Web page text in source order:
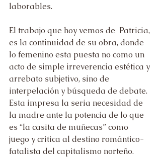
laborables.
El trabajo que hoy vemos de  Patricia,
es la continuidad de su obra, donde
lo femenino esta puesta no como un
acto de simple irreverencia estética y
arrebato subjetivo, sino de
interpelación y búsqueda de debate.
Esta impresa la seria necesidad de
la madre ante la potencia de lo que
es “la casita de muñecas” como
juego y critica al destino romántico-
fatalista del capitalismo norteño.